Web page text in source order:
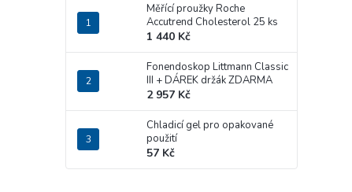
Měřící proužky Roche
Accutrend Cholesterol 25 ks
1 440 Kč
Fonendoskop Littmann Classic
III + DÁREK držák ZDARMA
2 957 Kč
Chladicí gel pro opakované
použití
57 Kč